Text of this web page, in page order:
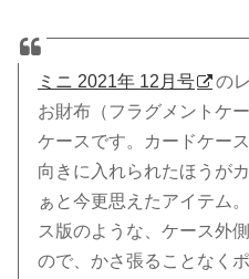
ミニ 2021年 12月号
の
お財布（フラグメントケ
ケースです。カードケー
向きに入れられたほうが
ぁと今更思えたアイテム
ス版のような、ケース外
ので、かさ張ることなく